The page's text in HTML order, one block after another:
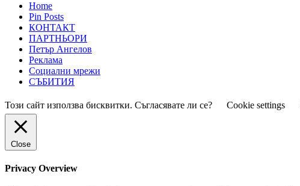
Home
Pin Posts
КОНТАКТ
ПАРТНЬОРИ
Петър Ангелов
Реклама
Социални мрежи
СЪБИТИЯ
Този сайт използва бисквитки. Съгласявате ли се? Cookie settings
Close
Privacy Overview